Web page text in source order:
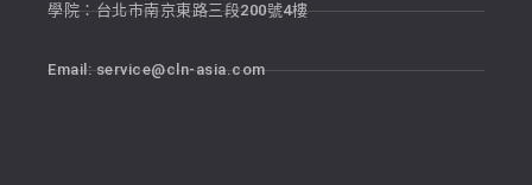
學院：台北市南京東路三段200號4樓
Email:service@cln-asia.com